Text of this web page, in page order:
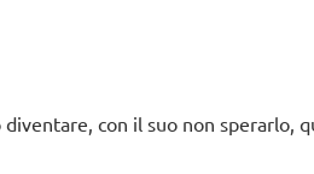
con il suo non sperarlo,